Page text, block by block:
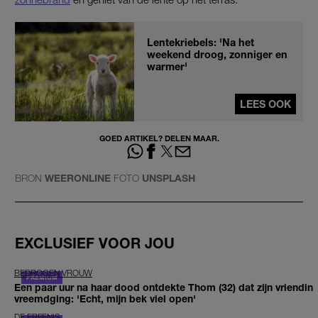
Lentekriebels: 'Na het
weekend droog, zonniger en
warmer'
LEES OOK
GOED ARTIKEL? DELEN MAAR.
BRON WEERONLINE FOTO UNSPLASH
EXCLUSIEF VOOR JOU
BEDROGEN VROUW
Een paar uur na haar dood ontdekte Thom (32) dat zijn vriendin
vreemdging: 'Echt, mijn bek viel open'